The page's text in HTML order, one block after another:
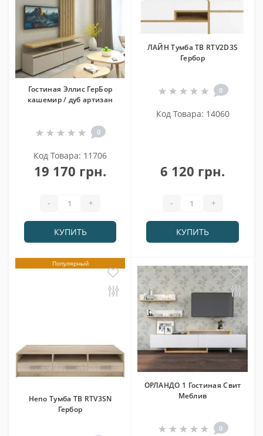
Гостиная Эллис ГерБор
кашемир / дуб артизан
0
Код Товара: 11706
19 170 грн.
- +
КУПИТЬ
ЛАЙН Тумба ТВ RTV2D3S
Гербор
0
Код Товара: 14060
6 120 грн.
- +
КУПИТЬ
Популярный
Непо Тумба ТВ RTV3SN
Гербор
ОРЛАНДО 1 Гостиная Свит
Меблив
0